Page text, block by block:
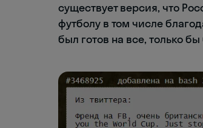
существует версия, что
футболу в том числе
был готов на все, только